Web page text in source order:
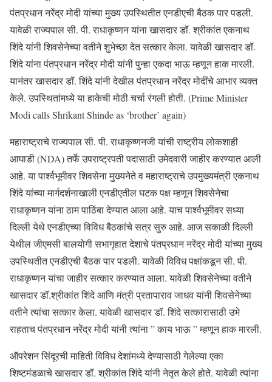
पंतप्रधान नरेंद्र मोदी यांच्या मुख्य उपस्थितीत एनडीएची बैठक पार पडली.
यावेळी राज्यपाल सी. पी. राधाकृष्णन यांना खासदार डॉ. श्रीकांत एकनाथ
शिंदे यांनी शिवसेनेच्या वतीने शुभेच्छा देत सत्कार केला. यावेळी खासदार डॉ.
शिंदे यांना पंतप्रधान नरेंद्र मोदी यांनी पुन्हा एकदा भाऊ म्हणून हाक मारली.
यानंतर खासदार डॉ. शिंदे यांनी देखील पंतप्रधान नरेंद्र मोदींचे आभार व्यक्त
केले. उपस्थितांमध्ये या हाकेची मोठी चर्चा रंगली होती. (Prime Minister
Modi calls Shrikant Shinde as ‘brother’ again)
महाराष्ट्राचे राज्यपाल सी. पी. राधाकृष्णनजी यांची राष्ट्रीय लोकशाही
आघाडी (NDA) तर्फे उपराष्ट्रपती पदासाठी उमेदवारी जाहीर करण्यात आली
आहे. या पार्श्वभूमीवर शिवसेना मुख्यनेते व महाराष्ट्राचे उपमुख्यमंत्री एकनाथ
शिंदे यांच्या मार्गदर्शनाखाली एनडीएतील घटक पक्ष म्हणून शिवसेनेचा
राधाकृष्णन यांना ठाम पाठिंबा देण्यात आला आहे. याच पार्श्वभूमीवर सध्या
दिल्ली येथे एनडीएच्या विविध बैठकांचे सत्र सुरु आहे. आज सकाळी दिल्ली
येथील जीएमसी बालयोगी सभागृहात देशाचे पंतप्रधान नरेंद्र मोदी यांच्या मुख्य
उपस्थितीत एनडीएची बैठक पार पडली. यावेळी विविध पक्षांकडून सी. पी.
राधाकृष्णन यांचा जाहीर सत्कार करण्यात आला. यावेळी शिवसेनेच्या वतीने
खासदार डॉ.श्रीकांत शिंदे आणि मंत्री प्रतापाराव जाधव यांनी शिवसेनेच्या
वतीने त्यांचा सत्कार केला. यावेळी खासदार डॉ. शिंदे सत्कारासाठी उभे
राहताच पंतप्रधान नरेंद्र मोदी यांनी त्यांना ” काय भाऊ ” म्हणून हाक मारली.
ऑपरेशन सिंदूरची माहिती विविध देशांमध्ये देण्यासाठी गेलेल्या एका
शिष्टमंडळाचे खासदार डॉ. श्रीकांत शिंदे यांनी नेतृत केले होते. यावेळी त्यांना